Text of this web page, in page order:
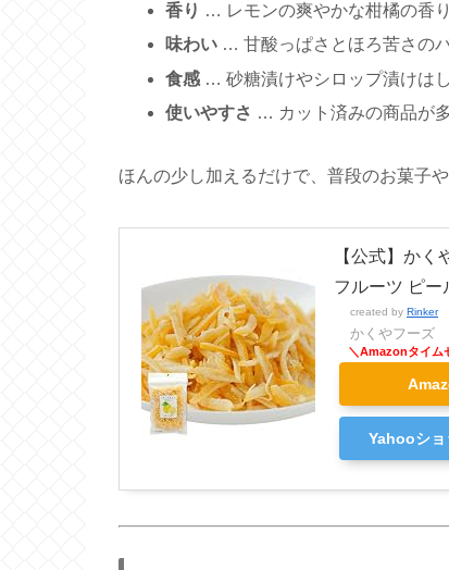
香り … レモンの爽やかな柑橘の香
味わい … 甘酸っぱさとほろ苦さの
食感 … 砂糖漬けやシロップ漬けは
使いやすさ … カット済みの商品が
ほんの少し加えるだけで、普段のお菓子
【公式】か
フルーツ ピー
created by Rinker
かくやフーズ
Yahooショ